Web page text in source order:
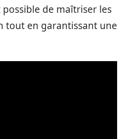
de maîtriser les
tout en garantissant une